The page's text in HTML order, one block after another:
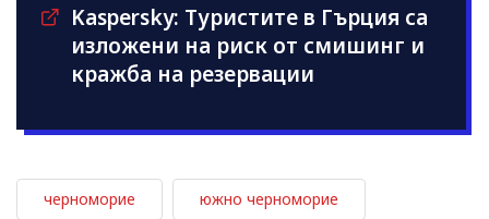
Kaspersky: Туристите в Гърция са
изложени на риск от смишинг и
кражба на резервации
черноморие южно черноморие